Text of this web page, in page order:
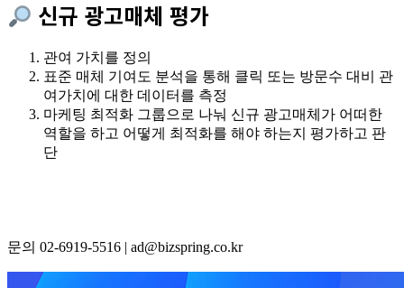
신규 광고매체 평가
관여 가치를 정의
표준 매체 기여도 분석을 통해 클릭 또는 방문수 대비 관
여가치에 대한 데이터를 측정
마케팅 최적화 그룹으로 나눠 신규 광고매체가 어떠한
역할을 하고 어떻게 최적화를 해야 하는지 평가하고 판
단
문의 02-6919-5516 | ad@bizspring.co.kr